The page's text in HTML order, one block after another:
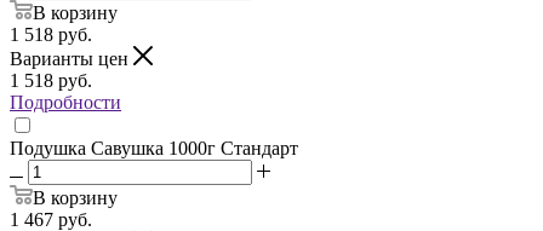
В корзину
1 518 руб.
Варианты цен
1 518 руб.
Подробности
Подушка Савушка 1000г Стандарт
В корзину
1 467 руб.